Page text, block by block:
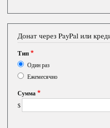
Донат через PayPal или
Тип
Один раз
Ежемесячно
Сумма
$